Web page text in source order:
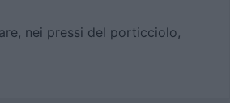
nei pressi del porticciolo,